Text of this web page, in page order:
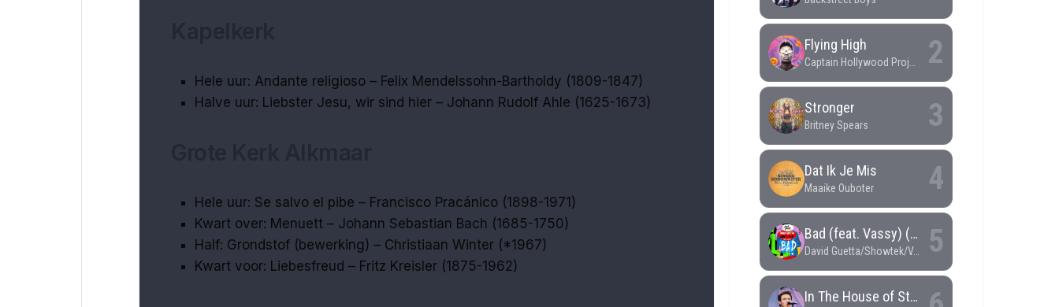
Hele uur: Andante religioso – Felix Mendelssohn-Bartholdy (1809-1847)
Halve uur: Liebster Jesu, wir sind hier – Johann Rudolf Ahle (1625-1673)
Hele uur: Se salvo el pibe – Francisco Pracánico (1898-1971)
Kwart over: Menuett – Johann Sebastian Bach (1685-1750)
Half: Grondstof (bewerking) – Christiaan Winter (*1967)
Kwart voor: Liebesfreud – Fritz Kreisler (1875-1962)